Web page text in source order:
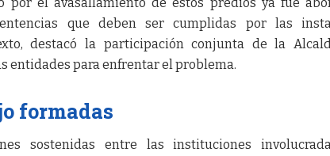
que deben ser cumplidas por las
destacó la participación conjunta de la
entidades para enfrentar el problema.
formadas
sostenidas entre las instituciones